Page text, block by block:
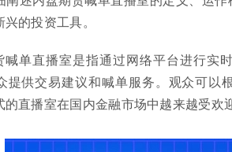
的投资工具。
喊单直播室是指通过网络平台进行实
提供交易建议和喊单服务。观众可以
直播室在国内金融市场中越来越受欢